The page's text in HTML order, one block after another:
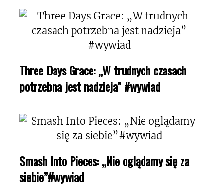
Three Days Grace: „W trudnych czasach
potrzebna jest nadzieja” #wywiad
Smash Into Pieces: „Nie oglądamy się za
siebie”#wywiad